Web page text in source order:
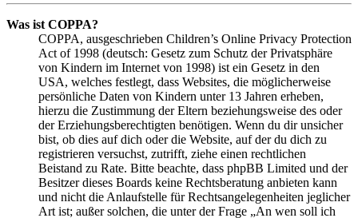
Was ist COPPA?
COPPA, ausgeschrieben Children’s Online Privacy Protection
Act of 1998 (deutsch: Gesetz zum Schutz der Privatsphäre
von Kindern im Internet von 1998) ist ein Gesetz in den
USA, welches festlegt, dass Websites, die möglicherweise
persönliche Daten von Kindern unter 13 Jahren erheben,
hierzu die Zustimmung der Eltern beziehungsweise des oder
der Erziehungsberechtigten benötigen. Wenn du dir unsicher
bist, ob dies auf dich oder die Website, auf der du dich zu
registrieren versuchst, zutrifft, ziehe einen rechtlichen
Beistand zu Rate. Bitte beachte, dass phpBB Limited und der
Besitzer dieses Boards keine Rechtsberatung anbieten kann
und nicht die Anlaufstelle für Rechtsangelegenheiten jeglicher
Art ist; außer solchen, die unter der Frage „An wen soll ich